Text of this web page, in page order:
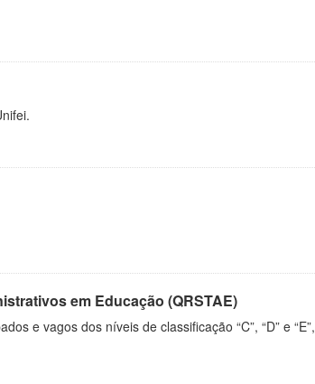
em Educação (QRSTAE)
e vagos dos níveis de classificação “C”, “D” e “E”,